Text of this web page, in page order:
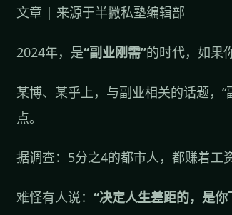
文章 | 来源于半撇私塾编辑部
2024年，是“副业刚需”的时代，如果
某博、某乎上，与副业相关的话题，“
点。
据调查：5分之4的都市人，都赚着工
难怪有人说： “决定人生差距的，是你